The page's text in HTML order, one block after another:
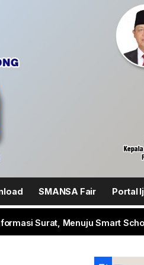
SMANSA Fair Portal
Championship XXIII 2026
Kemendikdasmen, Peringkat
Surat, Menuju Smart
Menuju Tingkat Provinsi